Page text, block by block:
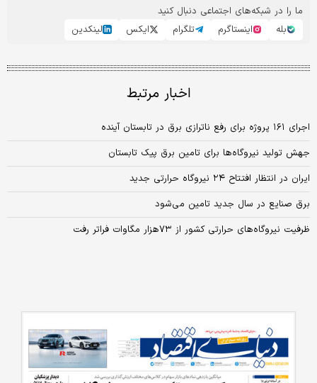
ما را در شبکه‌های اجتماعی دنبال کنید
بله
اینستاگرم تلگرام ایکس لینکدین
اخبار مرتبط
اجرای ۱۶۱ پروژه برای رفع ناترازی برق در تابستان آینده
جهش تولید نیروگاه‌ها برای تامین برق پیک تابستان
ایران در انتظار افتتاح ۲۴ نیروگاه حرارتی جدید
برق صنایع در سال جدید تامین می‌شود
ظرفیت نیروگاه‌های حرارتی کشور از ۷۳‌هزار مگاوات فراتر رفت